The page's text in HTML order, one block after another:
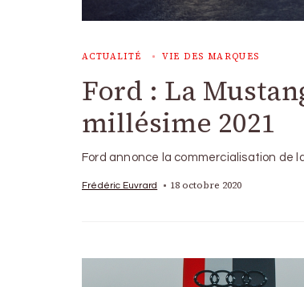
ACTUALITÉ VIE DES MARQUES
Ford : La
millésime 2021
Ford annonce la commercialisation de
Frédéric Euvrard 18 octobre 2020